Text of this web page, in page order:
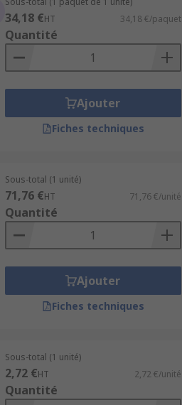
34,18 €HT 34,18 €/paquet
Quantité
Ajouter
Fiches techniques
Sous-total (1 unité)
71,76 €HT 71,76 €/unité
Quantité
Ajouter
Fiches techniques
Sous-total (1 unité)
2,72 €HT 2,72 €/unité
Quantité